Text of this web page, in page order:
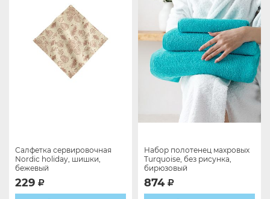
Салфетка сервировочная
Nordic holiday, шишки,
бежевый
229
Набор полотенец махровых
Turquoise, без рисунка,
бирюзовый
874